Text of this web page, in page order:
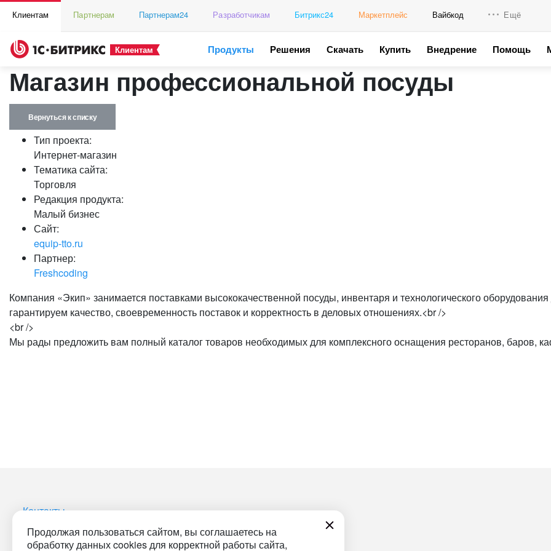
Продолжая пользоваться сайтом, вы соглашаетесь на
обработку данных cookies для корректной работы сайта,
Клиентам Партнерам Партнерам24 Разработчикам Битрикс24 Маркетплейс Вайбкод Ещё
Клиентам Продукты Решения Скачать Купить Внедрение Помощь
Магазин профессиональной посуды
Вернуться к списку
Тип проекта:
Интернет-магазин
Тематика сайта:
Торговля
Редакция продукта:
Малый бизнес
Сайт:
equip-tto.ru
Партнер:
Freshcoding
Компания «Экип» занимается поставками высококачественной посуды, инвентаря и технологического
гарантируем качество, своевременность поставок и корректность в деловых отношениях.<br />
<br />
Мы рады предложить вам полный каталог товаров необходимых для комплексного оснащения ресторанов, баров,
Контакты